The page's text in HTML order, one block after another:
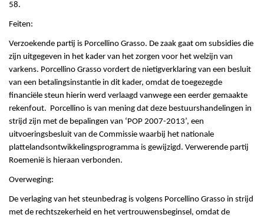
58.
Feiten:
Verzoekende partij is Porcellino Grasso. De zaak gaat om subsidies die
zijn uitgegeven in het kader van het zorgen voor het welzijn van
varkens. Porcellino Grasso vordert de nietigverklaring van een besluit
van een betalingsinstantie in dit kader, omdat de toegezegde
financiële steun hierin werd verlaagd vanwege een eerder gemaakte
rekenfout. Porcellino is van mening dat deze bestuurshandelingen in
strijd zijn met de bepalingen van ‘POP 2007-2013’, een
uitvoeringsbesluit van de Commissie waarbij het nationale
plattelandsontwikkelingsprogramma is gewijzigd. Verwerende partij
Roemenië is hieraan verbonden.
Overweging:
De verlaging van het steunbedrag is volgens Porcellino Grasso in strijd
met de rechtszekerheid en het vertrouwensbeginsel, omdat de